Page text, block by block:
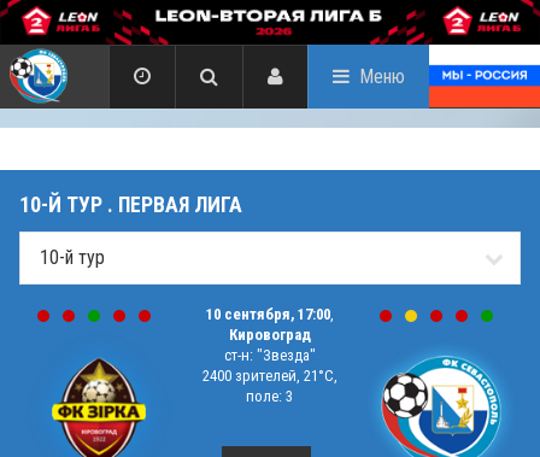
Меню
10-Й ТУР . ПЕРВАЯ ЛИГА
10 сентября, 17:00,
Кировоград
ст-н: "Звезда"
2400 зрителей, 21°C,
поле: 3